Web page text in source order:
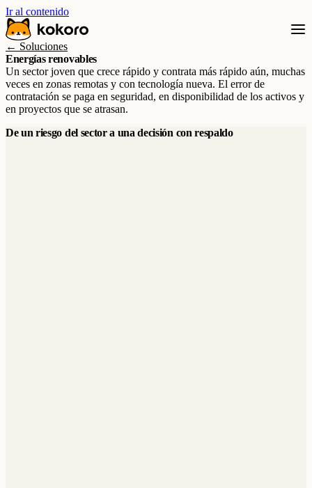
Ir al contenido
← Soluciones
Energías renovables
Un sector joven que crece rápido y contrata más rápido aún, muchas
veces en zonas remotas y con tecnología nueva. El error de
contratación se paga en seguridad, en disponibilidad de los activos y
en proyectos que se atrasan.
De un riesgo del sector a una decisión con respaldo